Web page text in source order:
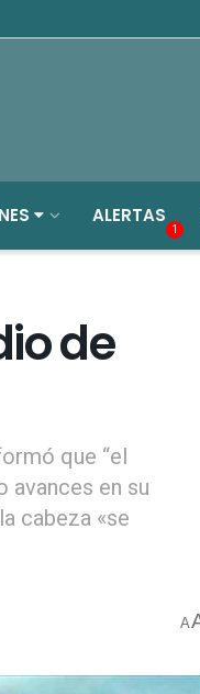
ALERTAS
1
de
que “el
avances en su
cabeza «se
A